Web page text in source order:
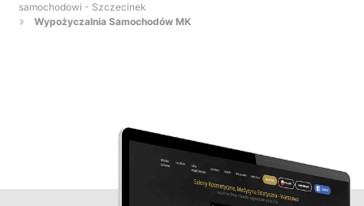
samochodowi - Szczecinek
Wypożyczalnia Samochodów MK